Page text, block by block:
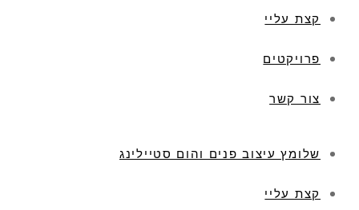
קצת עליי
פרויקטים
צור קשר
שלומץ עיצוב פנים והום סטיילינג
קצת עליי